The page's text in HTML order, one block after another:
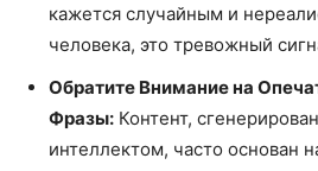
кажется случайным и
человека, это тревожный
Обратите Внимание на
Фразы: Контент,
интеллектом, часто основан